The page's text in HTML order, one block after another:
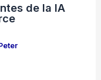
de la IA